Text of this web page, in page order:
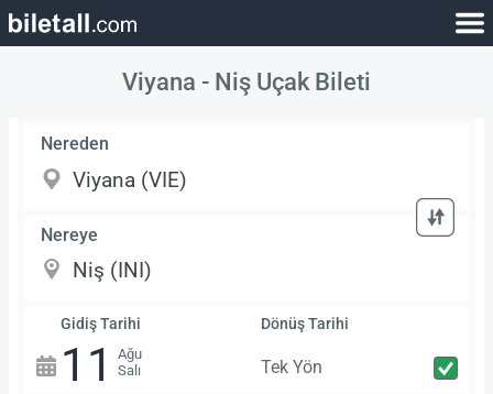
Viyana - Niş Uçak Bileti
Nereden
Nereye
Gidiş Tarihi
11
Ağu
Salı
Dönüş Tarihi
Tek Yön